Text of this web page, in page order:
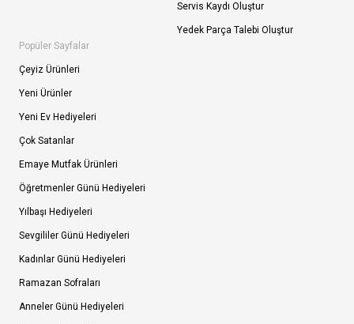
Servis Kaydı Oluştur
Yedek Parça Talebi Oluştur
Popüler Sayfalar
Çeyiz Ürünleri
Yeni Ürünler
Yeni Ev Hediyeleri
Çok Satanlar
Emaye Mutfak Ürünleri
Öğretmenler Günü Hediyeleri
Yılbaşı Hediyeleri
Sevgililer Günü Hediyeleri
Kadınlar Günü Hediyeleri
Ramazan Sofraları
Anneler Günü Hediyeleri